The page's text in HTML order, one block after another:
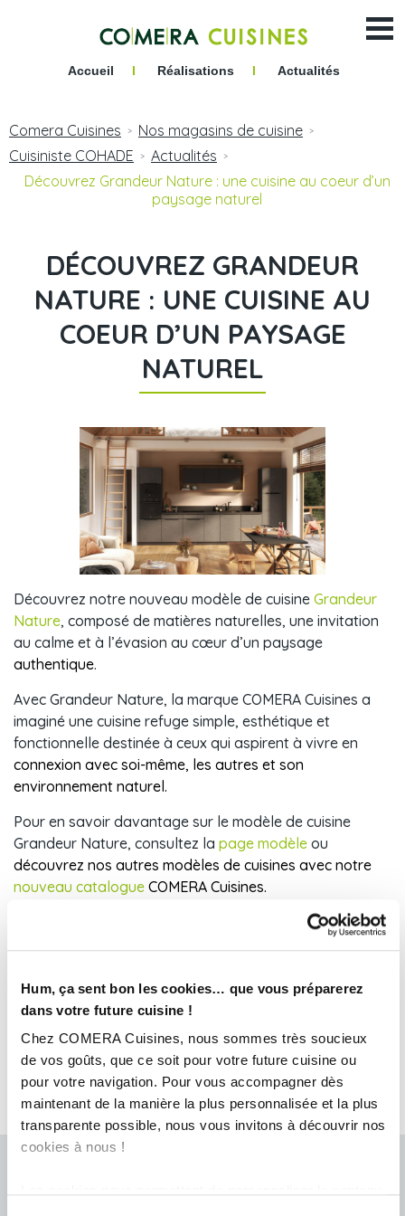
Hum, ça sent bon les cookies… que vous préparerez
dans votre future cuisine !
Chez COMERA Cuisines, nous sommes très soucieux
de vos goûts, que ce soit pour votre future cuisine ou
pour votre navigation. Pour vous accompagner dès
maintenant de la manière la plus personnalisée et la plus
transparente possible, nous vous invitons à découvrir nos
cookies à nous !
Accueil I Réalisations I Actualités
Comera Cuisines > Nos magasins de cuisine >
Cuisiniste COHADE > Actualités >
Découvrez Grandeur Nature : une cuisine au coeur d’un
paysage naturel
DÉCOUVREZ GRANDEUR
NATURE : UNE CUISINE AU
COEUR D’UN PAYSAGE
NATUREL
Découvrez notre nouveau modèle de cuisine Grandeur
Nature, composé de matières naturelles, une invitation
au calme et à l’évasion au cœur d’un paysage
authentique.
Avec Grandeur Nature, la marque COMERA Cuisines a
imaginé une cuisine refuge simple, esthétique et
fonctionnelle destinée à ceux qui aspirent à vivre en
connexion avec soi-même, les autres et son
environnement naturel.
Pour en savoir davantage sur le modèle de cuisine
Grandeur Nature, consultez la page modèle ou
découvrez nos autres modèles de cuisines avec notre
nouveau catalogue COMERA Cuisines.